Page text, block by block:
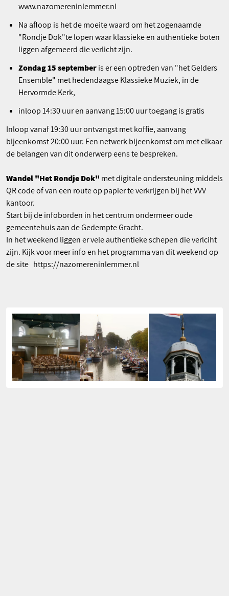
www.nazomereninlemmer.nl
Na afloop is het de moeite waard om het zogenaamde
"Rondje Dok"te lopen waar klassieke en authentieke boten
liggen afgemeerd die verlicht zijn.
Zondag 15 septemberis er een optreden van "het Gelders
Ensemble" met hedendaagse Klassieke Muziek, in de
Hervormde Kerk,
inloop 14:30 uur en aanvang 15:00 uur toegang is gratis
Inloop vanaf 19:30 uur ontvangst met koffie, aanvang
bijeenkomst 20:00 uur. Een netwerk bijeenkomst om met elkaar
de belangen van dit onderwerp eens te bespreken.
Wandel "Het Rondje Dok" met digitale ondersteuning middels
QR code of van een route op papier te verkrijgen bij het VVV
kantoor.
Start bij de infoborden in het centrum ondermeer oude
gemeentehuis aan de Gedempte Gracht.
In het weekend liggen er vele authentieke schepen die verlciht
zijn. Kijk voor meer info en het programma van dit weekend op
de site https://nazomereninlemmer.nl